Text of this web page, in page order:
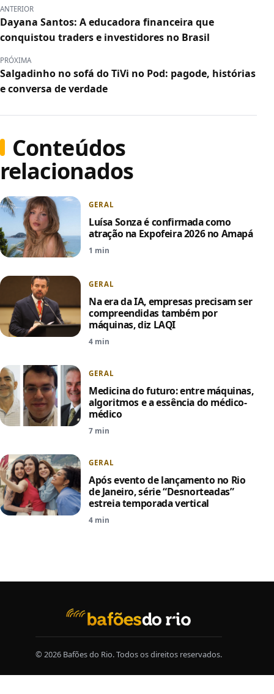
ANTERIOR
Dayana Santos: A educadora financeira que
conquistou traders e investidores no Brasil
PRÓXIMA
Salgadinho no sofá do TiVi no Pod: pagode, histórias
e conversa de verdade
Conteúdos
relacionados
GERAL
Luísa Sonza é confirmada como
atração na Expofeira 2026 no Amapá
1 min
GERAL
Na era da IA, empresas precisam ser
compreendidas também por
máquinas, diz LAQI
4 min
GERAL
Medicina do futuro: entre máquinas,
algoritmos e a essência do médico-
médico
7 min
GERAL
Após evento de lançamento no Rio
de Janeiro, série “Desnorteadas”
estreia temporada vertical
4 min
© 2026 Bafões do Rio. Todos os direitos reservados.